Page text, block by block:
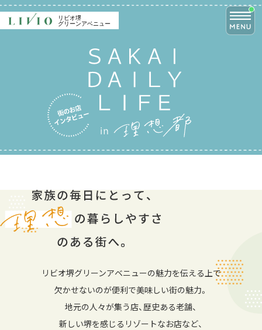
リビオ堺
グリーンアベニュー
リビオ堺
グリーンアベニュー
VIEW
眺望
完成物件を選ぶメリット
ZEH-M / Low carbon
ZEH-M/低炭素
コンセプト
ACCESS
アクセス
ロケーション 堺の未来
DESIGN
デザイン
PLAN
なにわ筋線×利便性 設備・仕様
ブランド
リビオ堺
グリーンアベニュー
物件の最新情報をお届けいたします。
リビオ堺グリーンアベニューの魅力を伝える上で
欠かせないのが便利で美味しい街の魅力。
地元の人々が集う店、歴史ある老舗、
新しい堺を感じるリゾートなお店など、